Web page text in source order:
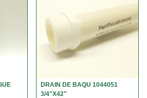
DRAIN DE BAQU 1044051
3/4"X42"